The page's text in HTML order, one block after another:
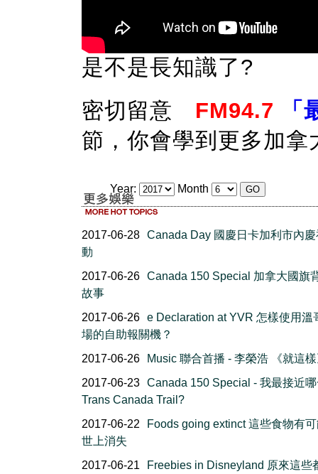
是不是長知識了?
密切留意 FM94.7
節，你會學到更多加拿
Year: Month
2017-06-28 Canada Day 國慶日卡加利市內
動
2017-06-26 Canada 150 Special 加拿大國旗
故事
2017-06-26 e Declaration at YVR 怎樣使用溫
場的自助報關機？
2017-06-26
Music 聯合首播 - 李榮浩 《就這
2017-06-23 Canada 150 Special - 我最接近
Trans Canada Trail?
2017-06-22
Foods going extinct 這些食物有
世上消失
2017-06-21
Freebies in Disneyland 原來這些